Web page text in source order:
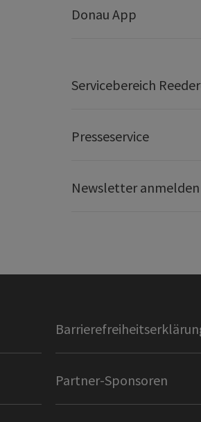
Donau App
Servicebereich
Presseservice
Newsletter anmelden
Partner-Sponsoren